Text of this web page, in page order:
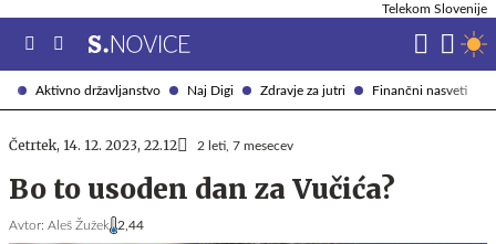
Aktivno državljanstvo Naj Digi Zdravje za jutri Finančni nasveti
Telekom Slovenije
Četrtek, 14. 12. 2023, 22.12 2 leti, 7 mesecev
Bo to usoden dan za Vučića?
Avtor: Aleš Žužek 2,44